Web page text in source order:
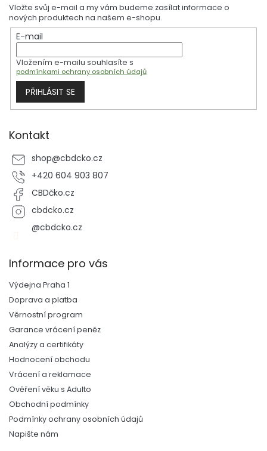
a
c
í
p
r
v
k
ý
Vložte svůj e-mail a my vám budeme zasílat informace o
nových produktech na našem e-shopu.
E-mail
Vložením e-mailu souhlasíte s
podmínkami ochrany osobních údajů
PŘIHLÁSIT SE
Kontakt
shop@cbdcko.cz
+420 604 903 807
CBDčko.cz
cbdcko.cz
@cbdcko.cz
Informace pro vás
Výdejna Praha 1
Doprava a platba
Věrnostní program
Garance vrácení peněz
Analýzy a certifikáty
Hodnocení obchodu
Vrácení a reklamace
Ověření věku s Adulto
Obchodní podmínky
Podmínky ochrany osobních údajů
Napište nám